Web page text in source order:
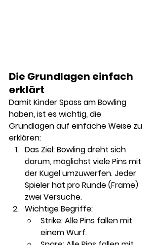
Die Grundlagen einfach
erklärt
Damit Kinder Spass am Bowling
haben, ist es wichtig, die
Grundlagen auf einfache Weise zu
erklären:
Das Ziel: Bowling dreht sich
darum, möglichst viele Pins mit
der Kugel umzuwerfen. Jeder
Spieler hat pro Runde (Frame)
zwei Versuche.
Wichtige Begriffe:
Strike: Alle Pins fallen mit
einem Wurf.